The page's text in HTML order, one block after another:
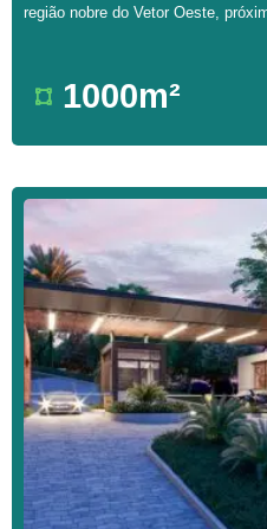
região nobre do Vetor Oeste,
1000m²